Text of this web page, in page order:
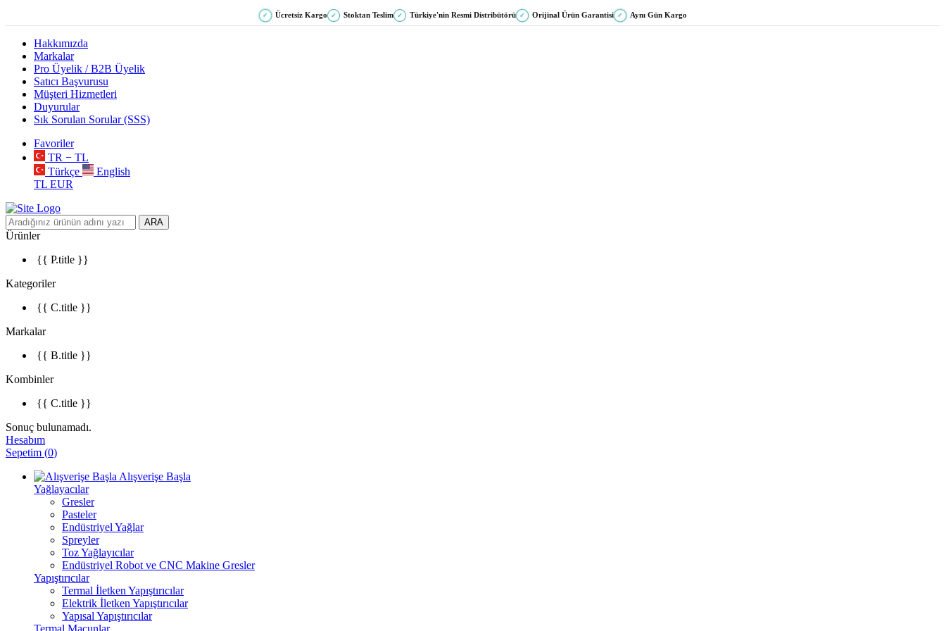
✓ Ücretsiz Kargo ✓ Stoktan Teslim ✓ Türkiye'nin Resmi Distribütörü ✓ Orijinal Ürün Garantisi ✓ Aynı Gün Kargo
Hakkımızda
Markalar
Pro Üyelik / B2B Üyelik
Satıcı Başvurusu
Müşteri Hizmetleri
Duyurular
Sık Sorulan Sorular (SSS)
Favoriler
TR − TL
Türkçe
English
TL EUR
ARA
Ürünler
{{ P.title }}
Kategoriler
{{ C.title }}
Markalar
{{ B.title }}
Kombinler
{{ C.title }}
Sonuç bulunamadı.
Hesabım
Sepetim (0)
Alışverişe Başla
Yağlayacılar
Gresler
Pasteler
Endüstriyel Yağlar
Spreyler
Toz Yağlayıcılar
Endüstriyel Robot ve CNC Makine Gresler
Yapıştırıcılar
Termal İletken Yapıştırıcılar
Elektrik İletken Yapıştırıcılar
Yapısal Yapıştırıcılar
Termal Macunlar